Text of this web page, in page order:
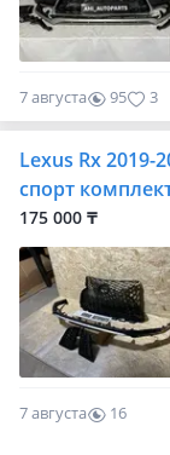
7 августа 95 3
Lexus Rx 2019-
спорт
175 000 ₸
7 августа
16